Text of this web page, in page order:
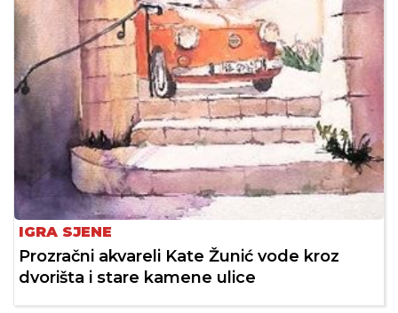
IGRA SJENE
Prozračni akvareli Kate Žunić vode kroz
dvorišta i stare kamene ulice